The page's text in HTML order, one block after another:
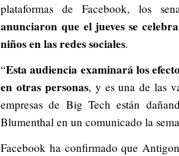
plataformas de Facebook, los
anunciaron que el jueves se
niños en las redes sociales.
“Esta audiencia examinará los
en otras personas, y es una de las
empresas de Big Tech están
Blumenthal en un comunicado la
Facebook ha confirmado que